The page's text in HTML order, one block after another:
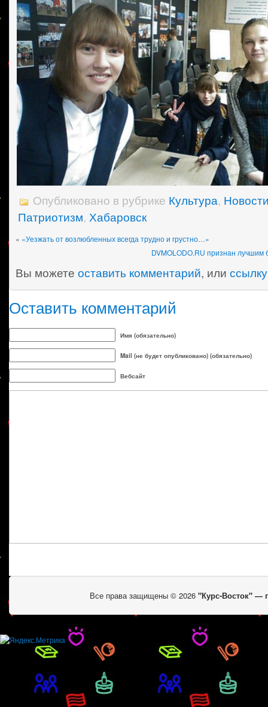
Опубликовано в рубрике Культура,
Патриотизм, Хабаровск
« «Уезжать от возлюбленных всегда трудно и грустно…»
DVMOLODO.RU признан лучшим
Вы можете оставить комментарий, или ссылку
Оставить комментарий
Имя (обязательно)
Mail (не будет опубликовано) (обязательно)
Вебсайт
Все права защищены © 2026 "Курс-Восток" —